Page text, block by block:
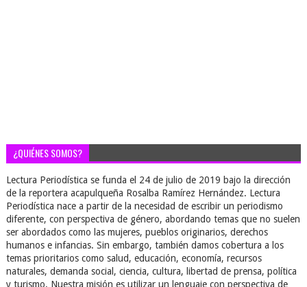
¿QUIÉNES SOMOS?
Lectura Periodística se funda el 24 de julio de 2019 bajo la dirección
de la reportera acapulqueña Rosalba Ramírez Hernández. Lectura
Periodística nace a partir de la necesidad de escribir un periodismo
diferente, con perspectiva de género, abordando temas que no suelen
ser abordados como las mujeres, pueblos originarios, derechos
humanos e infancias. Sin embargo, también damos cobertura a los
temas prioritarios como salud, educación, economía, recursos
naturales, demanda social, ciencia, cultura, libertad de prensa, política
y turismo. Nuestra misión es utilizar un lenguaje con perspectiva de